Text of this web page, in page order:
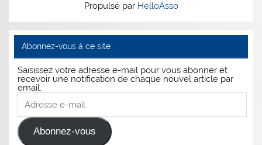
Propulsé par HelloAsso
Abonnez-vous à ce site
Saisissez votre adresse e-mail pour vous abonner et
recevoir une notification de chaque nouvel article par
email.
Adresse
e-
Abonnez-vous